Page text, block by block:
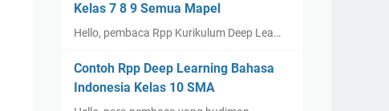
Kelas 7 8 9 Semua Mapel
Hello, pembaca Rpp Kurikulum Deep Lea…
Contoh Rpp Deep Learning Bahasa
Indonesia Kelas 10 SMA